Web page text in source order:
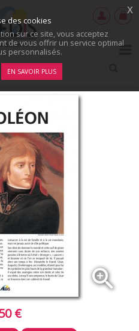
zoom_in
€
des cookies
sur ce site, vous acceptez
de vous offrir un service optimal
personnalisés.
EN SAVOIR PLUS
x